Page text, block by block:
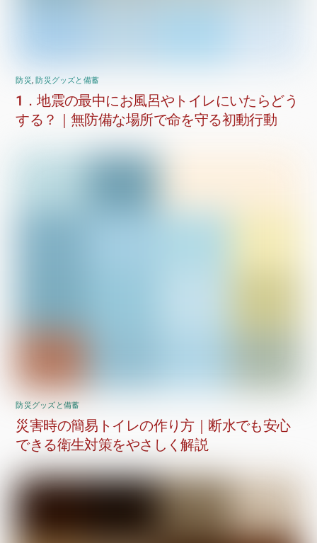
防災, 防災グッズと備蓄
1．地震の最中にお風呂やトイレにいたらどう
する？｜無防備な場所で命を守る初動行動
防災グッズと備蓄
災害時の簡易トイレの作り方｜断水でも安心
できる衛生対策をやさしく解説